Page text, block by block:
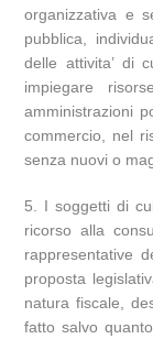
organizzativa e
pubblica,
delle attivita’ di
impiegare
amministrazioni
commercio, nel
senza nuovi o
5. I soggetti di
ricorso alla
rappresentative
proposta
natura fiscale,
fatto salvo